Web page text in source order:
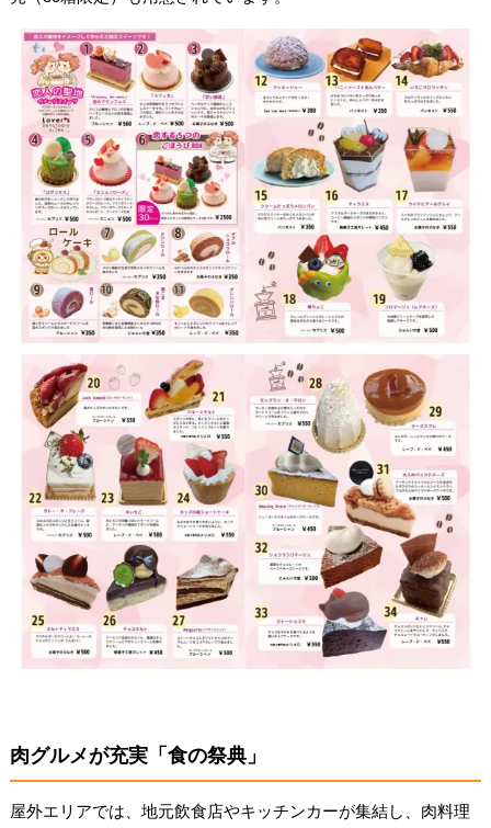
肉グルメが充実「食の祭典」
屋外エリアでは、地元飲食店やキッチンカーが集結し、肉料理